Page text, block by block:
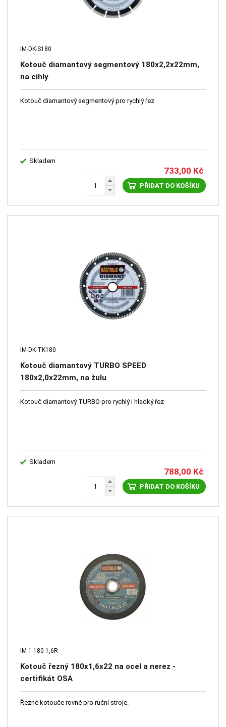
IM-DK-S180
Kotouč diamantový segmentový 180x2,2x22mm,
na cihly
Kotouč diamantový segmentový pro rychlý řez
Skladem
733,00 Kč
PŘIDAT DO KOŠÍKU
IM-DK-TK180
Kotouč diamantový TURBO SPEED
180x2,0x22mm, na žulu
Kotouč diamantový TURBO pro rychlý i hladký řez
Skladem
788,00 Kč
PŘIDAT DO KOŠÍKU
IM-1-180-1,6R
Kotouč řezný 180x1,6x22 na ocel a nerez -
certifikát OSA
Řezné kotouče rovné pro ruční stroje.